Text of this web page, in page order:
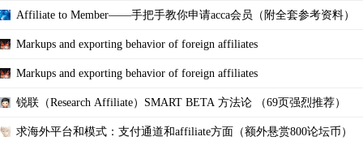
Affiliate to Member——手把手教你申请acca会员（附全套参考资料）
Markups and exporting behavior of foreign affiliates
Markups and exporting behavior of foreign affiliates
锐联（Research Affiliate）SMART BETA 方法论 （69页强烈推荐）
求海外平台和模式：支付通道和affiliate方面（额外悬赏800论坛币）